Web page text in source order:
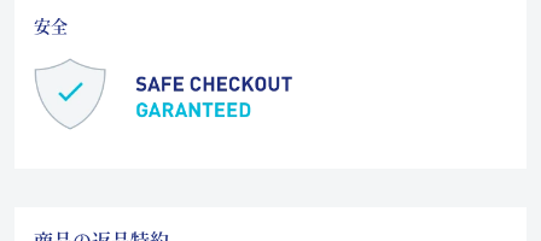
安全